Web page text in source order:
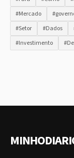
#Mercado
#Setor
#Dados
#Investimento